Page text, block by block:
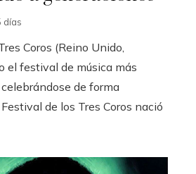
días
Coros (Reino Unido,
el festival de música más
de forma
de los Tres Coros nació